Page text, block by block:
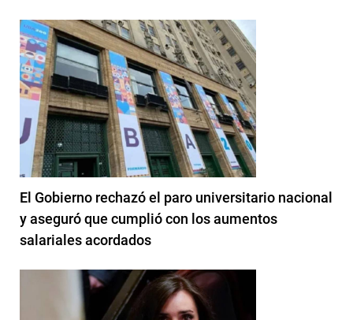
El Gobierno rechazó el paro universitario nacional
y aseguró que cumplió con los aumentos
salariales acordados